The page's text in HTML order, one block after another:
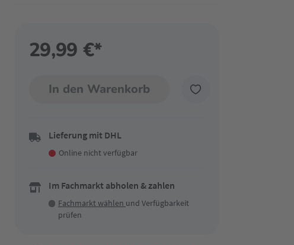
29,99 €*
In den Warenkorb
Lieferung mit DHL
Online nicht verfügbar
Im Fachmarkt abholen & zahlen
Fachmarkt wählen und Verfügbarkeit
prüfen